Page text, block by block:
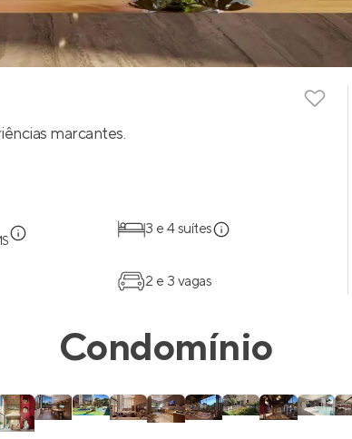
marcantes.
3 e 4 suítes
2 e 3 vagas
Condomínio